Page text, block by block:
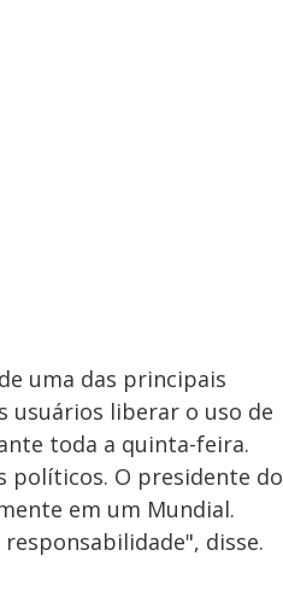
uma das principais
usuários liberar o uso de
toda a quinta-feira.
políticos. O presidente do
em um Mundial.
disse.